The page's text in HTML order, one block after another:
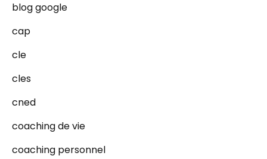
blog google
cap
cle
cles
cned
coaching de vie
coaching personnel